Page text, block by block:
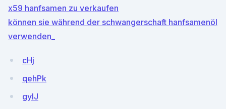
x59 hanfsamen zu verkaufen
können sie während der schwangerschaft hanfsamenöl
verwenden_
cHj
qehPk
gyIJ